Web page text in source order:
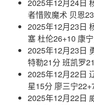
2025年12月24日
者惜败魔术 贝恩
2025年12月23日
塞 杜伦26+10 康
2025年12月23日
特勒21分 班凯罗
2025年12月22日
星15分 廖三宁
2025年12月22日